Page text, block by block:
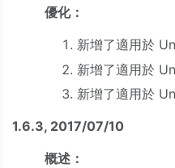
優化：
新增了適用於
新增了適用於
新增了適用於
1.6.3, 2017/07/10
概述：